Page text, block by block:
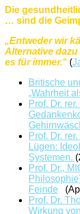
Die
… sind die
„Entweder wir
Alternative
es für immer.“ (
Britische
„Wahrheit
Prof. Dr.
Prof. Dr.
Lügen:
Systemen.
Prof. Dr.,
Feinde
Prof. Dr.
Wirkung